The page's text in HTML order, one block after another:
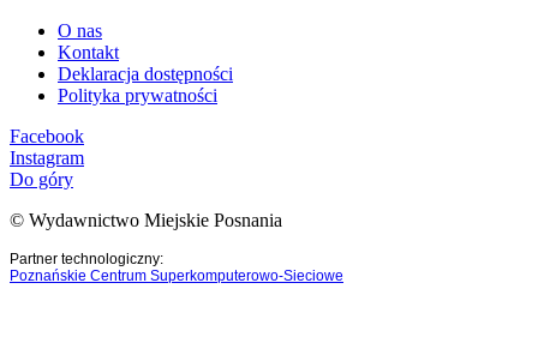
O nas
Kontakt
Deklaracja dostępności
Polityka prywatności
Facebook
Instagram
Do góry
© Wydawnictwo Miejskie Posnania
Partner technologiczny:
Poznańskie Centrum Superkomputerowo-Sieciowe